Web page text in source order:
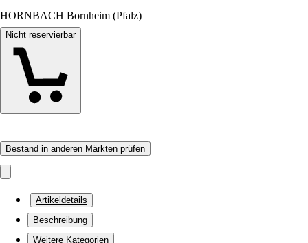
HORNBACH Bornheim (Pfalz)
Nicht reservierbar
Bestand in anderen Märkten prüfen
Artikeldetails
Beschreibung
Weitere Kategorien